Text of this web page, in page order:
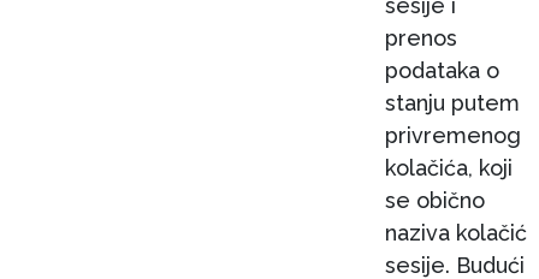
sesije i
prenos
podataka o
stanju putem
privremenog
kolačića, koji
se obično
naziva kolačić
sesije. Budući